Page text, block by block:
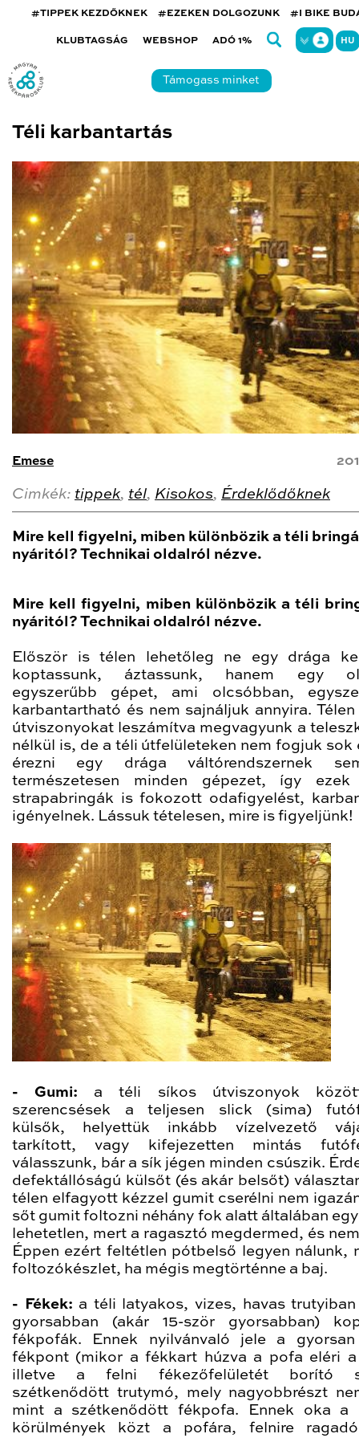
#TIPPEK KEZDŐKNEK #EZEKEN DOLGOZUNK #I BIKE
KLUBTAGSÁG WEBSHOP ADÓ 1% HU
Támogass minket
Téli karbantartás
Emese
Cimkék: tippek, tél, Kisokos, Érdeklődőknek
Mire kell figyelni, miben különbözik a téli
nyáritól? Technikai oldalról nézve.
Mire kell figyelni, miben különbözik a téli
nyáritól? Technikai oldalról nézve.
Először is télen lehetőleg ne egy drága
koptassunk, áztassunk, hanem egy
egyszerűbb gépet, ami olcsóbban,
karbantartható és nem sajnáljuk annyira.
útviszonyokat leszámítva megvagyunk a
nélkül is, de a téli útfelületeken nem fogjuk sok
érezni egy drága váltórendszernek
természetesen minden gépezet, így
strapabringák is fokozott odafigyelést,
igényelnek. Lássuk tételesen, mire is figyeljünk!
- Gumi: a téli síkos útviszonyok
szerencsések a teljesen slick (sima)
külsők, helyettük inkább vízelvezető
tarkított, vagy kifejezetten mintás
válasszunk, bár a sík jégen minden csúszik.
defektállóságú külsőt (és akár belsőt)
télen elfagyott kézzel gumit cserélni nem
sőt gumit foltozni néhány fok alatt általában
lehetetlen, mert a ragasztó megdermed, és
Éppen ezért feltétlen pótbelső legyen nálunk,
foltozókészlet, ha mégis megtörténne a baj.
- Fékek: a téli latyakos, vizes, havas
gyorsabban (akár 15-ször gyorsabban)
fékpofák. Ennek nyilvánvaló jele a
fékpont (mikor a fékkart húzva a pofa eléri
illetve a felni fékezőfelületét borító
szétkenődött trutymó, mely nagyobbrészt
mint a szétkenődött fékpofa. Ennek oka a
körülmények közt a pofára, felnire